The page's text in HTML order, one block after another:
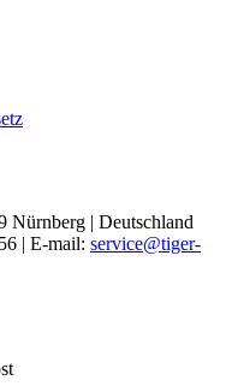
Nürnberg | Deutschland
| E-mail: service@tiger-